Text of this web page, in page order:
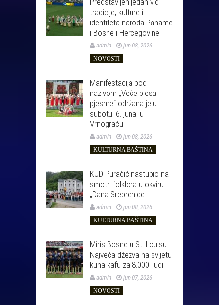
Predstavljen jedan vid
tradicije, kulture i
identiteta naroda Paname
i Bosne i Hercegovine.
admin jun 08, 2026
NOVOSTI
Manifestacija pod
nazivom „Veče plesa i
pjesme“ održana je u
subotu, 6. juna, u
Vrnograču
admin jun 08, 2026
KULTURNA BAŠTINA
KUD Puračić nastupio na
smotri folklora u okviru
„Dana Srebrenice
admin jun 08, 2026
KULTURNA BAŠTINA
Miris Bosne u St. Louisu:
Najveća džezva na svijetu
kuha kafu za 8.000 ljudi
admin jun 07, 2026
NOVOSTI